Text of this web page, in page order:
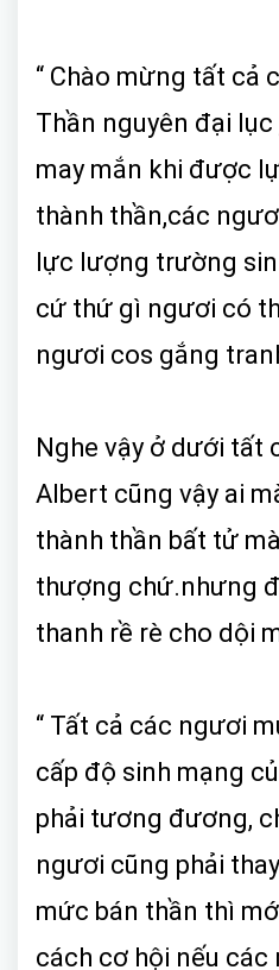
“ Chào mừng tất cả
Thần nguyên đại
may mắn khi được
thành thần,các
lực lượng trường
cứ thứ gì ngươi có
ngươi cos gắng
Nghe vậy ở dưới tất
Albert cũng vậy ai
thành thần bất tử
thượng chứ.nhưng
thanh rề rè cho dội
“ Tất cả các ngươi
cấp độ sinh mạng
phải tương đương,
ngươi cũng phải
mức bán thần thì
cách cơ hội nếu